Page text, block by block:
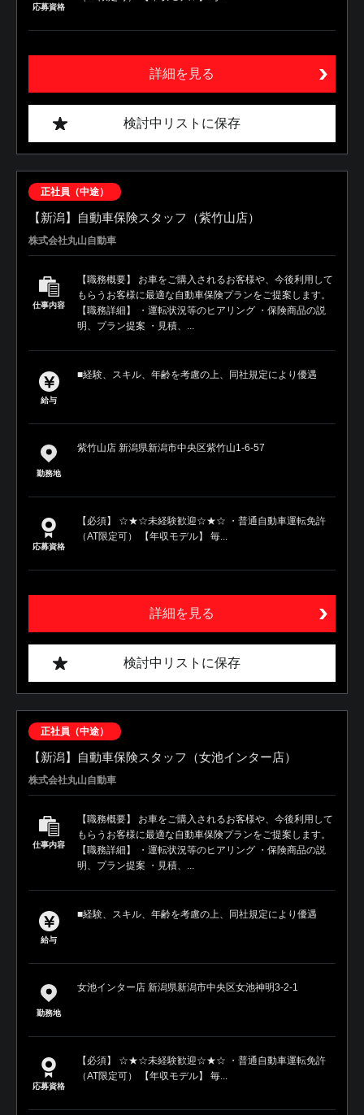
応募資格
詳細を見る
検討中リストに保存
正社員（中途）
【新潟】自動車保険スタッフ（紫竹山店）
株式会社丸山自動車
仕事内容
【職務概要】 お車をご購入されるお客様や、今後利用して
もらうお客様に最適な自動車保険プランをご提案します。
【職務詳細】 ・運転状況等のヒアリング ・保険商品の説
明、プラン提案 ・見積、...
給与
■経験、スキル、年齢を考慮の上、同社規定により優遇
勤務地
紫竹山店 新潟県新潟市中央区紫竹山1‐6‐57
応募資格
【必須】 ☆★☆未経験歓迎☆★☆ ・普通自動車運転免許
（AT限定可） 【年収モデル】 毎...
詳細を見る
検討中リストに保存
正社員（中途）
【新潟】自動車保険スタッフ（女池インター店）
株式会社丸山自動車
仕事内容
【職務概要】 お車をご購入されるお客様や、今後利用して
もらうお客様に最適な自動車保険プランをご提案します。
【職務詳細】 ・運転状況等のヒアリング ・保険商品の説
明、プラン提案 ・見積、...
給与
■経験、スキル、年齢を考慮の上、同社規定により優遇
勤務地
女池インター店 新潟県新潟市中央区女池神明3‐2‐1
応募資格
【必須】 ☆★☆未経験歓迎☆★☆ ・普通自動車運転免許
（AT限定可） 【年収モデル】 毎...